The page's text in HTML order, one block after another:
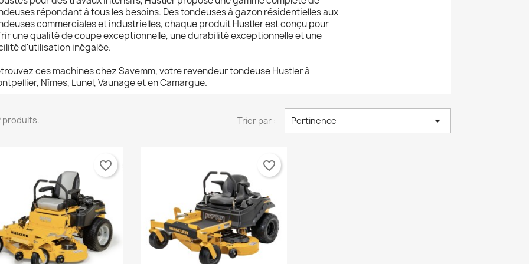
à ma liste d'envies
une nouvelle liste
une liste d'envies
de la liste d'envies
×
devez être connecté pour ajouter des produits à votre liste
répondant à tous les besoins. Des tondeuses à gazon résidentielles aux
commerciales et industrielles, chaque produit Hustler est conçu pour
une qualité de coupe exceptionnelle, une durabilité exceptionnelle et une
d'utilisation inégalée.
ces machines chez Savemm, votre revendeur tondeuse Hustler à
Nîmes, Lunel, Vaunage et en Camargue.
produits. Trier par : Pertinence 
favorite_border favorite_border